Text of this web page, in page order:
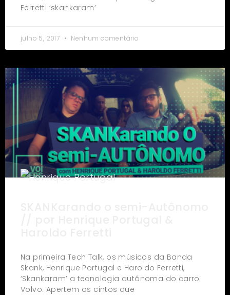
Ferretti ‘skankaram’
julho 5, 2017 Nenhum comentário
Na primeira Tech Talk, os músicos da Banda
Skank, Henrique Portugal e Haroldo Ferretti,
‘Skankaram’ a tecnologia autônoma do carro
Volvo. Apertem os cintos que